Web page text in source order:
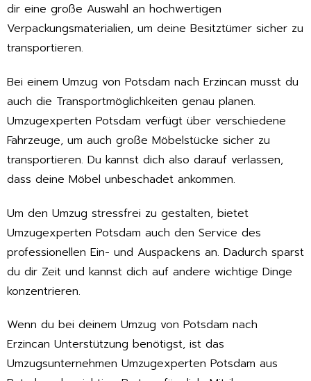
dir eine große Auswahl an hochwertigen
Verpackungsmaterialien, um deine Besitztümer sicher zu
transportieren.
Bei einem Umzug von Potsdam nach Erzincan musst du
auch die Transportmöglichkeiten genau planen.
Umzugexperten Potsdam verfügt über verschiedene
Fahrzeuge, um auch große Möbelstücke sicher zu
transportieren. Du kannst dich also darauf verlassen,
dass deine Möbel unbeschadet ankommen.
Um den Umzug stressfrei zu gestalten, bietet
Umzugexperten Potsdam auch den Service des
professionellen Ein- und Auspackens an. Dadurch sparst
du dir Zeit und kannst dich auf andere wichtige Dinge
konzentrieren.
Wenn du bei deinem Umzug von Potsdam nach
Erzincan Unterstützung benötigst, ist das
Umzugsunternehmen Umzugexperten Potsdam aus